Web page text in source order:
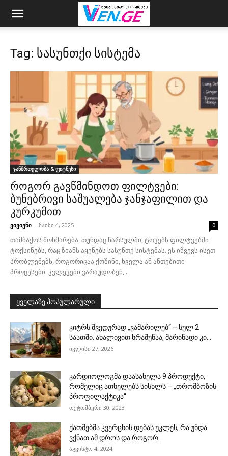
Tag: სასუნთქი სისტემა
ჯანმრთელობა & ფიტნესი
როგორ გავწმინდოთ ფილტვები:
ბუნებრივი საშუალება ჯანჯაფილით და
კურკუმით
ვივიენი - მაისი 4, 2025 0
თამბაქოს მოხმარება, თუნდაც წარსულში, ტოვებს ფილტვებში
ტოქსინებს, რაც ზიანს აყენებს სასუნთქ სისტემას. ეს იწვევს ისეთ
პრობლემებს, როგორიცაა ქოშინი, ხველა ან ანთებითი
პროცესები. კვლევები ვარაუდობენ,...
ყველაზე პოპულარული
კიტრს შვედურად „ვამარილებ“ – სულ 2
საათში: ახალივით ხრაშუნაა, მარინადი კი...
ივლისი 27, 2026
კარდიოლოგმა დაასახელა 9 პროდუქტი,
რომელიც ათხელებს სისხლს – „თრომბოზის
პროფილაქტიკა“
ოქტომბერი 30, 2023
ქათმებმა კვერცხის დებას უკლეს, რა უნდა
ვქნათ ამ დროს და როგორ...
აგვისტო 4, 2024